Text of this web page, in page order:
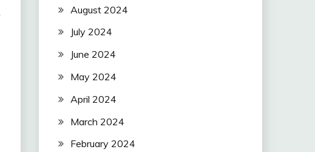
August 2024
July 2024
June 2024
May 2024
April 2024
March 2024
February 2024